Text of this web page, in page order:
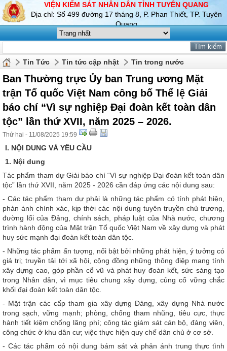
VIỆN KIỂM SÁT NHÂN DÂN TỈNH TUYÊN QUANG
Địa chỉ: Số 499 đường 17 tháng 8, P. Phan Thiết, TP. Tuyên
Quang
Tin Tức Tin tức cập nhật Tin trong nước
Ban Thường trực Ủy ban Trung ương Mặt
trận Tổ quốc Việt Nam công bố Thể lệ Giải
báo chí “Vì sự nghiệp Đại đoàn kết toàn dân
tộc” lần thứ XVII, năm 2025 – 2026.
Thứ hai - 11/08/2025 19:59
I. NỘI DUNG VÀ YÊU CẦU
1. Nội dung
Tác phẩm tham dự Giải báo chí “Vì sự nghiệp Đại đoàn kết toàn dân
tộc” lần thứ XVII, năm 2025 - 2026 cần đáp ứng các nội dung sau:
- Các tác phẩm tham dự phải là những tác phẩm có tính phát hiện,
phản ánh chính xác, kịp thời các nội dung tuyên truyền chủ trương,
đường lối của Đảng, chính sách, pháp luật của Nhà nước, chương
trình hành động của Mặt trận Tổ quốc Việt Nam về xây dựng và phát
huy sức mạnh đại đoàn kết toàn dân tộc.
- Những tác phẩm ấn tượng, nổi bật bởi những phát hiện, ý tưởng có
giá trị; truyền tải tới xã hội, cộng đồng những thông điệp mang tính
xây dựng cao, góp phần cổ vũ và phát huy đoàn kết, sức sáng tạo
trong Nhân dân, vì mục tiêu chung xây dựng, củng cố vững chắc
khối đại đoàn kết toàn dân tộc.
- Mặt trận các cấp tham gia xây dựng Đảng, xây dựng Nhà nước
trong sạch, vững mạnh; phòng, chống tham nhũng, tiêu cực, thực
hành tiết kiệm chống lãng phí; công tác giám sát cán bộ, đảng viên,
công chức ở khu dân cư; việc thực hiện quy chế dân chủ ở cơ sở.
- Các tác phẩm có nội dung bám sát và phản ánh trung thực tình